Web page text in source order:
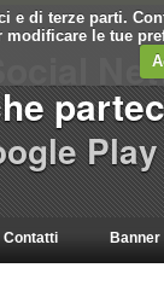
e di terze parti.
modificare le tue
Contatti Banner
Play